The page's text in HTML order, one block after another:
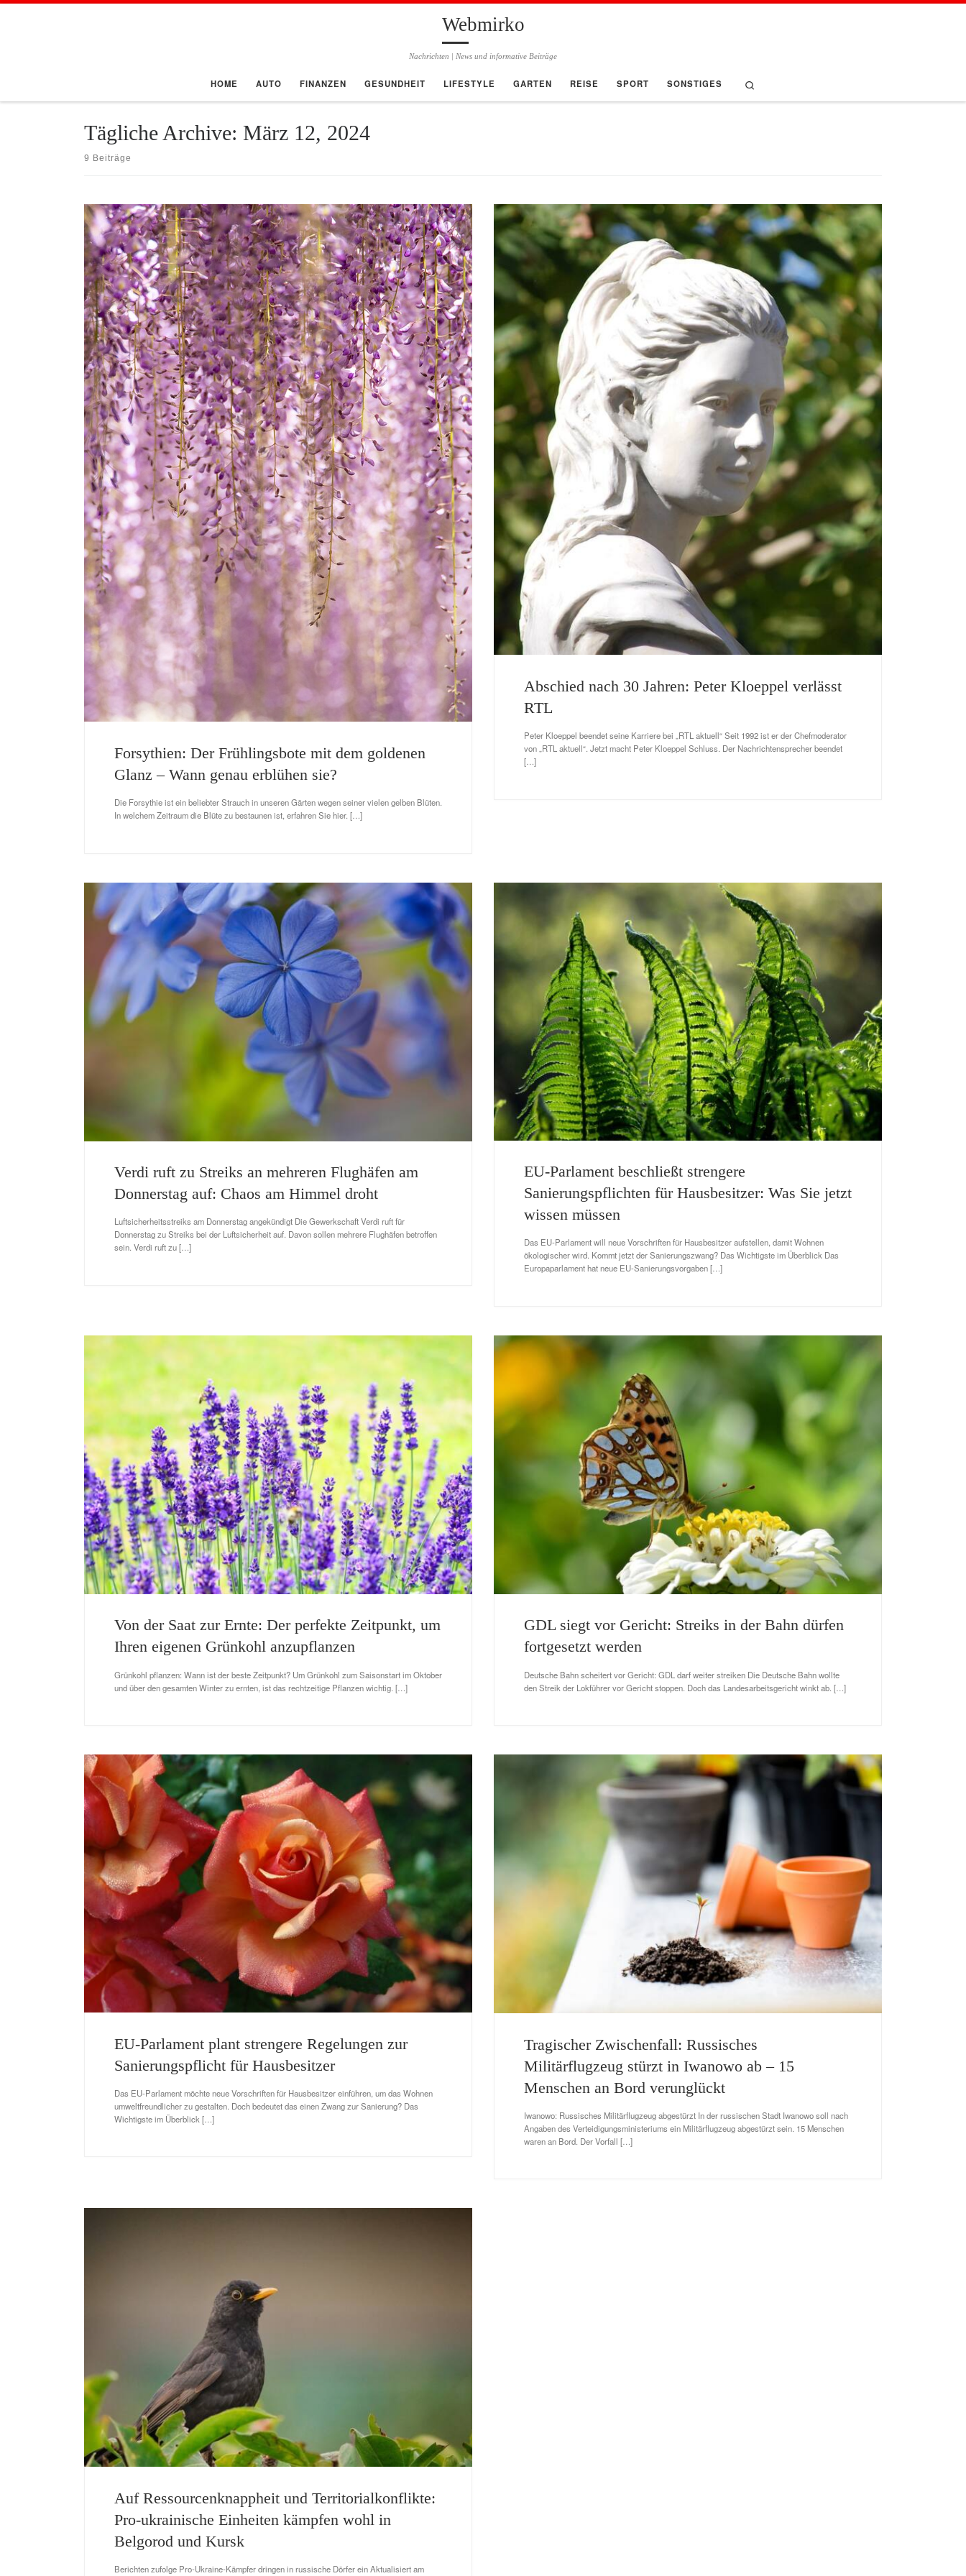
Webmirko
Nachrichten | News und informative Beiträge
HOME AUTO FINANZEN GESUNDHEIT LIFESTYLE GARTEN REISE SPORT SONSTIGES
Tägliche Archive: März 12, 2024
9 Beiträge
Forsythien: Der Frühlingsbote mit dem goldenen
Glanz – Wann genau erblühen sie?
Die Forsythie ist ein beliebter Strauch in unseren Gärten wegen seiner vielen gelben Blüten.
In welchem Zeitraum die Blüte zu bestaunen ist, erfahren Sie hier. […]
Abschied nach 30 Jahren: Peter Kloeppel verlässt
RTL
Peter Kloeppel beendet seine Karriere bei „RTL aktuell“ Seit 1992 ist er der Chefmoderator
von „RTL aktuell“. Jetzt macht Peter Kloeppel Schluss. Der Nachrichtensprecher beendet
[…]
Verdi ruft zu Streiks an mehreren Flughäfen am
Donnerstag auf: Chaos am Himmel droht
Luftsicherheitsstreiks am Donnerstag angekündigt Die Gewerkschaft Verdi ruft für
Donnerstag zu Streiks bei der Luftsicherheit auf. Davon sollen mehrere Flughäfen betroffen
sein. Verdi ruft zu […]
EU-Parlament beschließt strengere
Sanierungspflichten für Hausbesitzer: Was Sie jetzt
wissen müssen
Das EU-Parlament will neue Vorschriften für Hausbesitzer aufstellen, damit Wohnen
ökologischer wird. Kommt jetzt der Sanierungszwang? Das Wichtigste im Überblick Das
Europaparlament hat neue EU-Sanierungsvorgaben […]
Von der Saat zur Ernte: Der perfekte Zeitpunkt, um
Ihren eigenen Grünkohl anzupflanzen
Grünkohl pflanzen: Wann ist der beste Zeitpunkt? Um Grünkohl zum Saisonstart im Oktober
und über den gesamten Winter zu ernten, ist das rechtzeitige Pflanzen wichtig. […]
GDL siegt vor Gericht: Streiks in der Bahn dürfen
fortgesetzt werden
Deutsche Bahn scheitert vor Gericht: GDL darf weiter streiken Die Deutsche Bahn wollte
den Streik der Lokführer vor Gericht stoppen. Doch das Landesarbeitsgericht winkt ab. […]
EU-Parlament plant strengere Regelungen zur
Sanierungspflicht für Hausbesitzer
Das EU-Parlament möchte neue Vorschriften für Hausbesitzer einführen, um das Wohnen
umweltfreundlicher zu gestalten. Doch bedeutet das einen Zwang zur Sanierung? Das
Wichtigste im Überblick […]
Tragischer Zwischenfall: Russisches
Militärflugzeug stürzt in Iwanowo ab – 15
Menschen an Bord verunglückt
Iwanowo: Russisches Militärflugzeug abgestürzt In der russischen Stadt Iwanowo soll nach
Angaben des Verteidigungsministeriums ein Militärflugzeug abgestürzt sein. 15 Menschen
waren an Bord. Der Vorfall […]
Auf Ressourcenknappheit und Territorialkonflikte:
Pro-ukrainische Einheiten kämpfen wohl in
Belgorod und Kursk
Berichten zufolge Pro-Ukraine-Kämpfer dringen in russische Dörfer ein Aktualisiert am